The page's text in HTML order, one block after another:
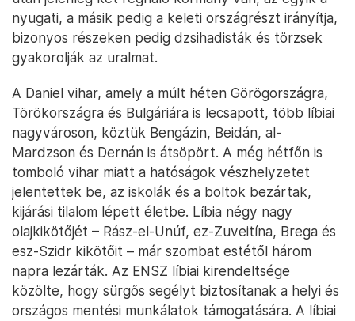
nyugati, a másik pedig a keleti országrészt irányítja,
bizonyos részeken pedig dzsihadisták és törzsek
gyakorolják az uralmat.
A Daniel vihar, amely a múlt héten Görögországra,
Törökországra és Bulgáriára is lecsapott, több líbiai
nagyvároson, köztük Bengázin, Beidán, al-
Mardzson és Dernán is átsöpört. A még hétfőn is
tomboló vihar miatt a hatóságok vészhelyzetet
jelentettek be, az iskolák és a boltok bezártak,
kijárási tilalom lépett életbe. Líbia négy nagy
olajkikötőjét – Rász-el-Unúf, ez-Zuveitína, Brega és
esz-Szidr kikötőit – már szombat estétől három
napra lezárták. Az ENSZ líbiai kirendeltsége
közölte, hogy sürgős segélyt biztosítanak a helyi és
országos mentési munkálatok támogatására. A líbiai